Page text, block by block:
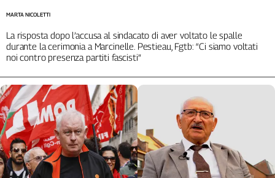
La risposta dopo l’accusa al sindacato di aver voltato le spalle
durante la cerimonia a Marcinelle. Pestieau, Fgtb: “Ci siamo voltati
noi contro presenza partiti fascisti”
MARTA NICOLETTI